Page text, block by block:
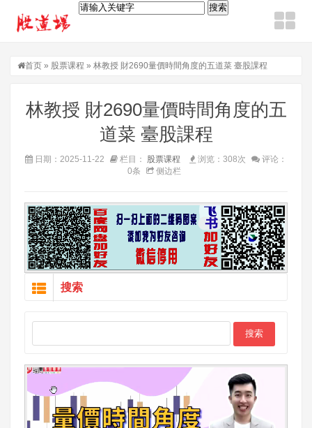
首页 » 股票课程 » 林教授 財2690量價時間角度的五道菜 臺股課程
林教授 財2690量價時間角度的五
道菜 臺股課程
日期：2025-11-22 栏目： 股票课程 浏览：308次
评论：
0条
侧边栏
搜索